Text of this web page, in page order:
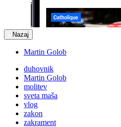
Nazaj
Martin Golob
duhovnik
Martin Golob
molitev
sveta maša
vlog
zakon
zakrament